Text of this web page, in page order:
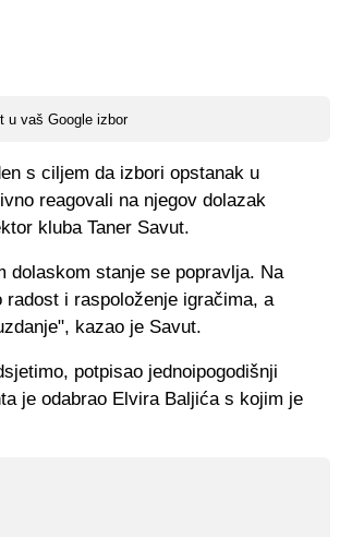
u vaš Google izbor
s ciljem da izbori opstanak u
reagovali na njegov dolazak
kluba Taner Savut.
dolaskom stanje se popravlja. Na
i raspoloženje igračima, a
kazao je Savut.
potpisao jednoipogodišnji
je odabrao Elvira Baljića s kojim je